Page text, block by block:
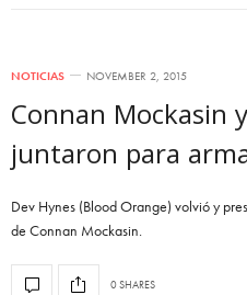
NOTICIAS NOVEMBER 2, 2015
Connan Mockasin
juntaron para
Dev Hynes (Blood Orange) volvió y
de Connan Mockasin.
0 SHARES